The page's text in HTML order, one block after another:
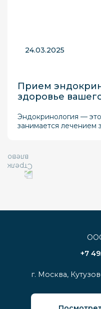
24.03.2025
Прием
здоровье
Эндокринология —
занимается лечением
системы критически
общего здоровья,
+7
г. Москва,